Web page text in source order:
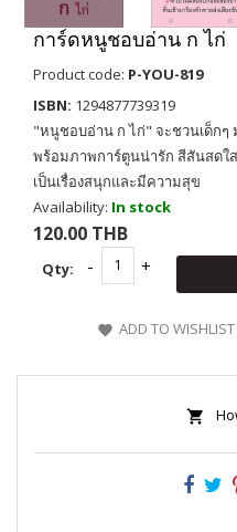
การ์ดหนูชอบอ่าน ก ไก่
Product code: P-YOU-819
ISBN: 1294877739319
"หนูชอบอ่าน ก ไก่" จะชวนเด็ก
พร้อมภาพการ์ตูนน่ารัก สีสันสดใ
เป็นเรื่องสนุกและมีความสุข
Availability: In stock
120.00 THB
Qty:
ADD TO WISHLIST